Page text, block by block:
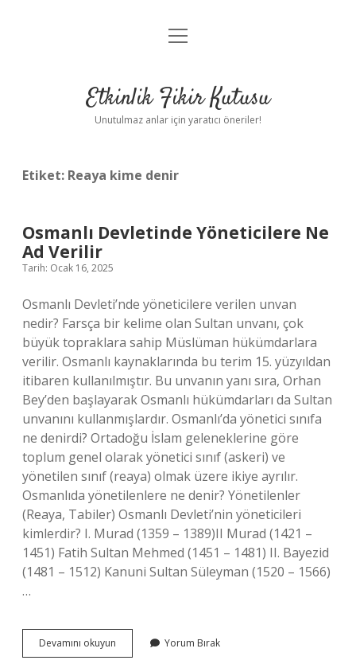
Anasayfa
Yasal Uyarı
menüyü
Etkinlik Fikir Kutusu
Unutulmaz anlar için yaratıcı öneriler!
Etiket: Reaya kime denir
Osmanlı Devletinde Yöneticilere Ne
Ad Verilir
Tarih: Ocak 16, 2025
Osmanlı Devleti’nde yöneticilere verilen unvan
nedir? Farsça bir kelime olan Sultan unvanı, çok
büyük topraklara sahip Müslüman hükümdarlara
verilir. Osmanlı kaynaklarında bu terim 15. yüzyıldan
itibaren kullanılmıştır. Bu unvanın yanı sıra, Orhan
Bey’den başlayarak Osmanlı hükümdarları da Sultan
unvanını kullanmışlardır. Osmanlı’da yönetici sınıfa
ne denirdi? Ortadoğu İslam geleneklerine göre
toplum genel olarak yönetici sınıf (askeri) ve
yönetilen sınıf (reaya) olmak üzere ikiye ayrılır.
Osmanlıda yönetilenlere ne denir? Yönetilenler
(Reaya, Tabiler) Osmanlı Devleti’nin yöneticileri
kimlerdir? I. Murad (1359 – 1389)II Murad (1421 –
1451) Fatih Sultan Mehmed (1451 – 1481) II. Bayezid
(1481 – 1512) Kanuni Sultan Süleyman (1520 – 1566)
…
Devamını okuyun Osmanlı
Devletinde
Yorum Bırak